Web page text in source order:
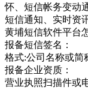
怀、短信帐务变动
短信通知、实时资
黄埔短信软件平台
报备短信签名：
格式:公司名称或简
报备企业资质：
营业执照扫描件或